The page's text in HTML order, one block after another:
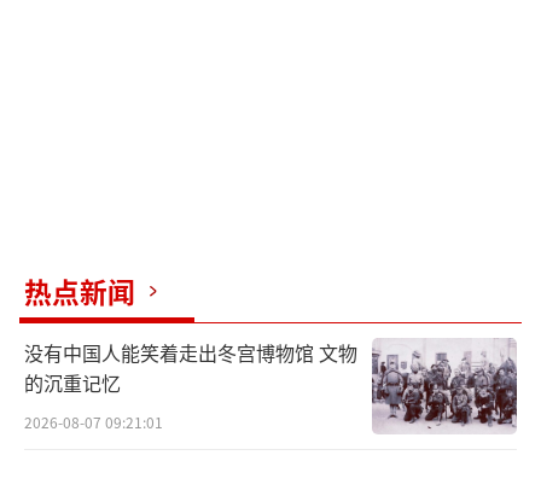
热点新闻
没有中国人能笑着走出冬宫博物馆 文物
的沉重记忆
2026-08-07 09:21:01